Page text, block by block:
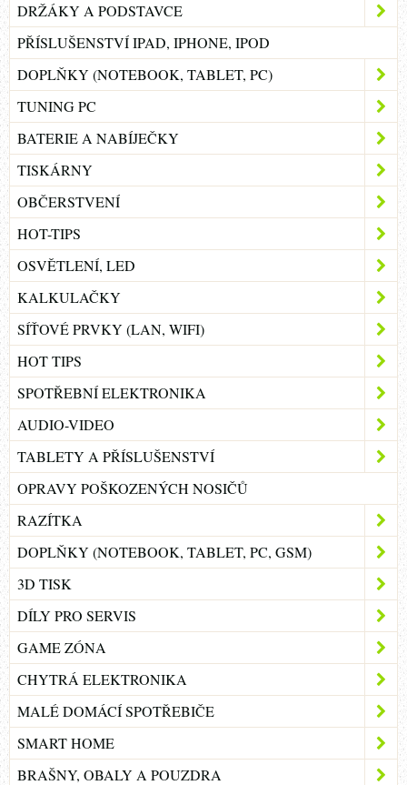
DRŽÁKY A PODSTAVCE
PŘÍSLUŠENSTVÍ IPAD, IPHONE, IPOD
DOPLŇKY (NOTEBOOK, TABLET, PC)
TUNING PC
BATERIE A NABÍJEČKY
TISKÁRNY
OBČERSTVENÍ
HOT-TIPS
OSVĚTLENÍ, LED
KALKULAČKY
SÍŤOVÉ PRVKY (LAN, WIFI)
HOT TIPS
SPOTŘEBNÍ ELEKTRONIKA
AUDIO-VIDEO
TABLETY A PŘÍSLUŠENSTVÍ
OPRAVY POŠKOZENÝCH NOSIČŮ
RAZÍTKA
DOPLŇKY (NOTEBOOK, TABLET, PC, GSM)
3D TISK
DÍLY PRO SERVIS
GAME ZÓNA
CHYTRÁ ELEKTRONIKA
MALÉ DOMÁCÍ SPOTŘEBIČE
SMART HOME
BRAŠNY, OBALY A POUZDRA